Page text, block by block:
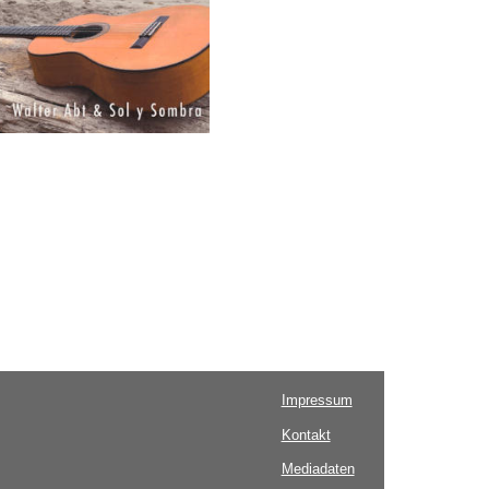
Impressum
Kontakt
Mediadaten